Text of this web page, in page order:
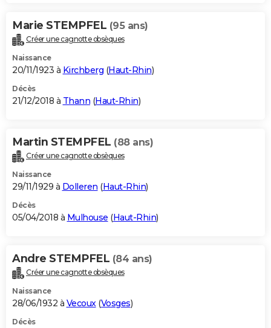
Marie STEMPFEL (95 ans)
Créer une cagnotte obsèques
Naissance
20/11/1923 à Kirchberg (Haut-Rhin)
Décès
21/12/2018 à Thann (Haut-Rhin)
Martin STEMPFEL (88 ans)
Créer une cagnotte obsèques
Naissance
29/11/1929 à Dolleren (Haut-Rhin)
Décès
05/04/2018 à Mulhouse (Haut-Rhin)
Andre STEMPFEL (84 ans)
Créer une cagnotte obsèques
Naissance
28/06/1932 à Vecoux(Vosges)
Décès